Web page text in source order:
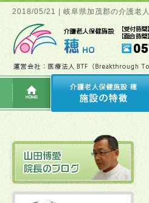
2018/05/21 | 岐阜県加茂郡の介護老